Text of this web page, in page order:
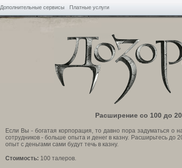
Дополнительные сервисы Платные услуги
Расширение со 100 до
Если Вы - богатая корпорация, то давно пора задуматься о
сотрудников - больше опыта и денег в казну. Расширьтесь до
опыт с деньгами сами будут течь в казну.
Cтоимость: 100 талеров.